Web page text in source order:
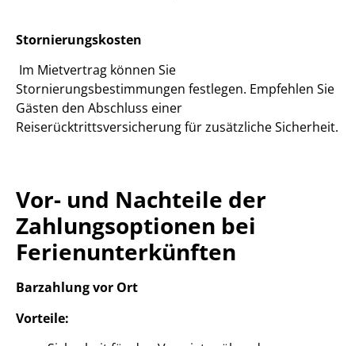
Stornierungskosten
Im Mietvertrag können Sie
Stornierungsbestimmungen festlegen. Empfehlen Sie
Gästen den Abschluss einer
Reiserücktrittsversicherung für zusätzliche Sicherheit.
Vor- und Nachteile der
Zahlungsoptionen bei
Ferienunterkünften
Barzahlung vor Ort
Vorteile: